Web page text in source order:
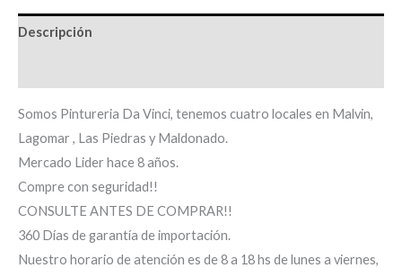
Descripción
Somos Pintureria Da Vinci, tenemos cuatro locales en Malvin,
Lagomar , Las Piedras y Maldonado.
Mercado Lider hace 8 años.
Compre con seguridad!!
CONSULTE ANTES DE COMPRAR!!
360 Días de garantía de importación.
Nuestro horario de atención es de 8 a 18 hs de lunes a viernes,